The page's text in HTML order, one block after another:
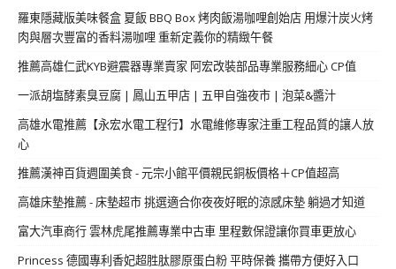
羅東隱藏版美味餐盒 夏飯 BBQ Box 烤肉飯湯咖哩創始店 用爆汁炭火烤
肉與層次豐富的香料湯咖哩 重新定義你的精緻午餐
推薦高雄仁武KYB避震器專業賣家 阿宏改裝部品專業服務細心 CP值
一派胡塩酵素臭豆腐 | 鳳山五甲店 | 五甲自強夜市 | 泡菜&醬汁
高雄水電推薦【永宏水電工程行】水電維修專家注重工程品質的讓人放
心
推薦漢神百貨週圍美食 - 元宗小館平價親民銅板價格＋CP值超高
高雄床墊推薦 - 床墊超市 挑選適合你夜夜好眠的涼感床墊 躺過才知道
富大汽車商行 雲林虎尾推薦專業中古車 里程數保證讓你買車更放心
Princess 德國專利香妃超胜肽膠原蛋白粉 平時保養 攜帶方便好入口